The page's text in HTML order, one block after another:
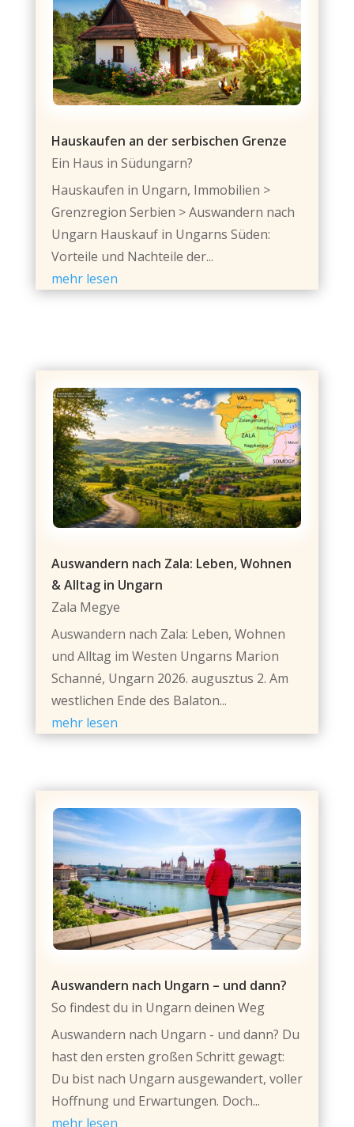
Hauskaufen an der serbischen Grenze
Ein Haus in Südungarn?
Hauskaufen in Ungarn, Immobilien >
Grenzregion Serbien > Auswandern nach
Ungarn Hauskauf in Ungarns Süden:
Vorteile und Nachteile der...
mehr lesen
Auswandern nach Zala: Leben, Wohnen
& Alltag in Ungarn
Zala Megye
Auswandern nach Zala: Leben, Wohnen
und Alltag im Westen Ungarns Marion
Schanné, Ungarn 2026. augusztus 2. Am
westlichen Ende des Balaton...
mehr lesen
Auswandern nach Ungarn – und dann?
So findest du in Ungarn deinen Weg
Auswandern nach Ungarn - und dann? Du
hast den ersten großen Schritt gewagt:
Du bist nach Ungarn ausgewandert, voller
Hoffnung und Erwartungen. Doch...
mehr lesen